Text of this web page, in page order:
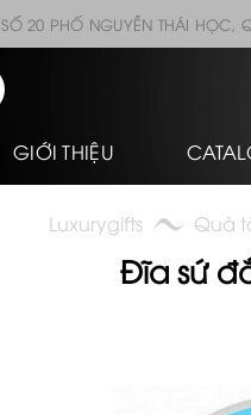
SỐ 20 PHỐ NGUYỄN THÁI HỌC,
GIỚI THIỆU
Luxurygifts Quà
Đĩa sứ